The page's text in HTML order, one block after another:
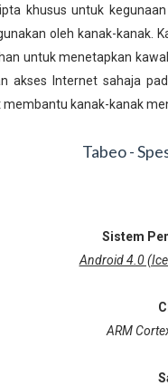
khusus untuk
oleh kanak-kanak.
untuk menetapkan
akses Internet sahaja
kanak-kanak
Tabeo -
Sistem
Android 4.0
ARM